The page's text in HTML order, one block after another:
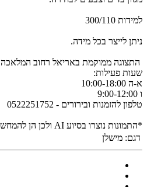
למידות 300/110
ניתן לייצר בכל מידה.
התצוגה ממוקמת באריאל רחוב המלאכה 6.
שעות פעילות:
א-ה 10:00-18:00
ו 9:00-12:00
טלפון להזמנות ובירורים - 0522251752
*התמונות נוצרו בסיוע AI ולכן הן להמחשה בלבד.
דגם: מישלן